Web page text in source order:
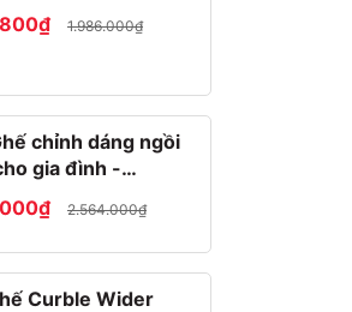
1.986.000₫
chỉnh dáng ngồi
gia đình -
Hàn Quốc
2.564.000₫
Curble Wider